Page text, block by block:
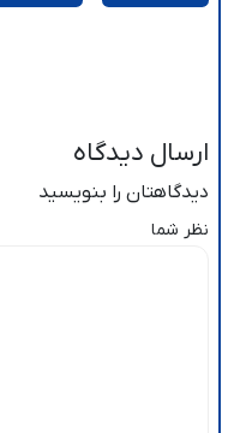
ارسال دیدگاه
دیدگاهتان را بنویسید
نظر شما